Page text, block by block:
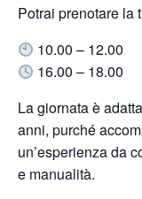
Potrai prenotare la
10.00 – 12.00
16.00 – 18.00
La giornata è
anni, purché
un’esperienza da
e manualità.